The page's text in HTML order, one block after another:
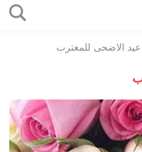
المحتوى
عيد الاضحى للمغترب